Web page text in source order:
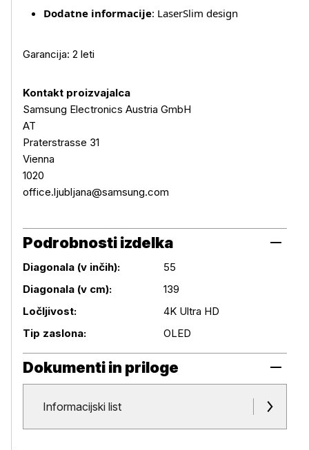
Dodatne informacije: LaserSlim design
Garancija: 2 leti
Kontakt proizvajalca
Samsung Electronics Austria GmbH
AT
Praterstrasse 31
Vienna
1020
office.ljubljana@samsung.com
Podrobnosti izdelka
Podrobnosti izdelka
Diagonala (v inčih):
55
Diagonala (v cm):
139
Ločljivost:
4K Ultra HD
Tip zaslona:
OLED
Dokumenti in priloge
Dokumenti in priloge
Informacijski list